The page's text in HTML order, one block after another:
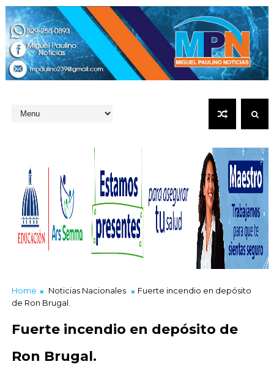
Home Noticias Nacionales
Fuerte incendio en depósito
de Ron Brugal.
Fuerte incendio en depósito de
Ron Brugal.